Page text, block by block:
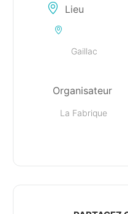
Lieu
Gaillac
Organisateur
La Fabrique